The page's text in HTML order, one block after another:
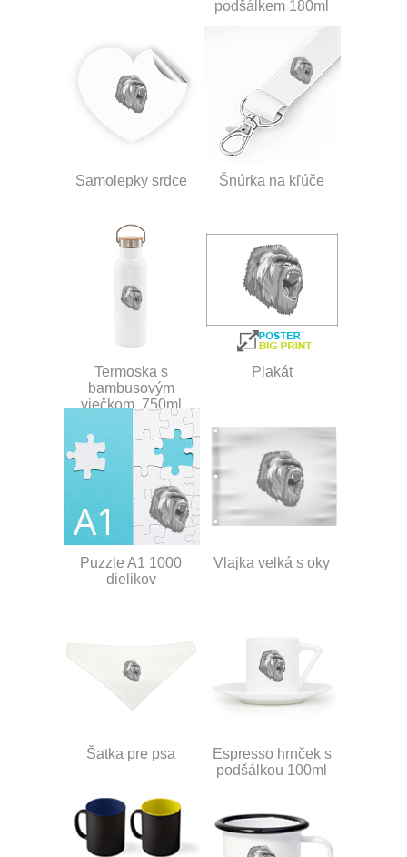
podšálkem 180ml
Samolepky srdce Šnúrka na kľúče
Termoska s
bambusovým
viečkom, 750ml
Plakát
Puzzle A1 1000
dielikov
Vlajka velká s oky
Šatka pre psa
Espresso hrnček s
podšálkou 100ml